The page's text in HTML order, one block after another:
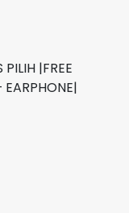
|FREE
EARPHONE|